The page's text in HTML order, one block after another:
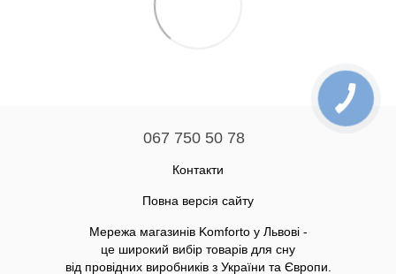
067 750 50 78
Контакти
Повна версія сайту
Мережа магазинів Komforto у Львові -
це широкий вибір товарів для сну
від провідних виробників з України та Європи.